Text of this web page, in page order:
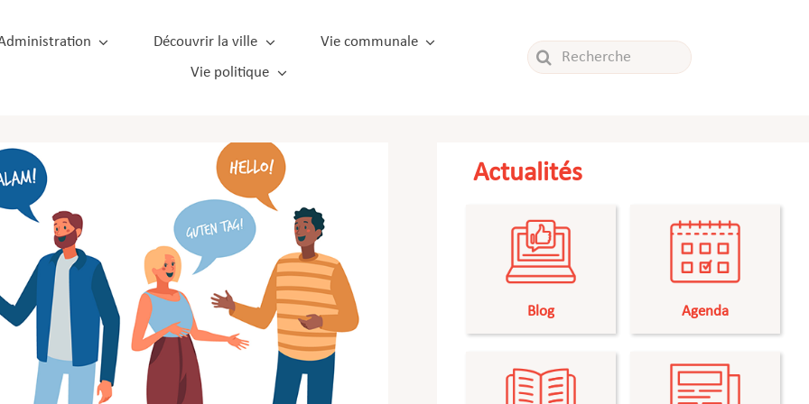
Découvrir la ville
Vie communale
Vie politique
Rechercher:
Actualités
Blog Agenda